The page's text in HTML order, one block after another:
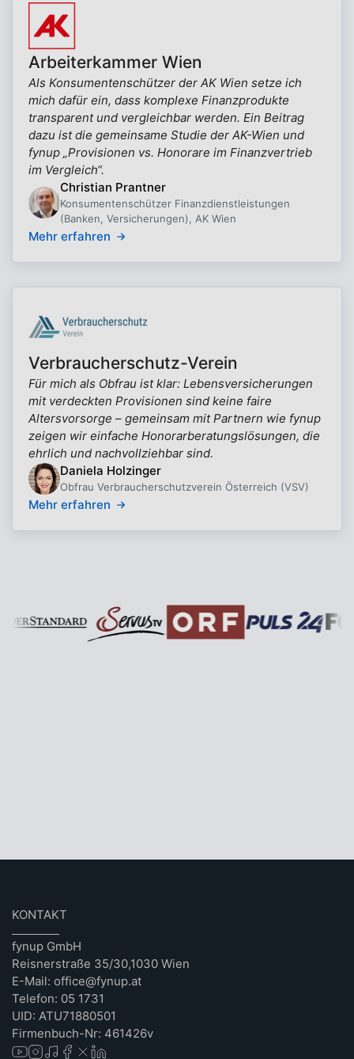
Arbeiterkammer Wien
Als Konsumentenschützer der AK Wien setze ich
mich dafür ein, dass komplexe Finanzprodukte
transparent und vergleichbar werden. Ein Beitrag
dazu ist die gemeinsame Studie der AK-Wien und
fynup „Provisionen vs. Honorare im Finanzvertrieb
im Vergleich“.
Christian Prantner
Konsumentenschützer Finanzdienstleistungen
(Banken, Versicherungen), AK Wien
Mehr erfahren
Verbraucherschutz-Verein
Für mich als Obfrau ist klar: Lebensversicherungen
mit verdeckten Provisionen sind keine faire
Altersvorsorge – gemeinsam mit Partnern wie fynup
zeigen wir einfache Honorarberatungslösungen, die
ehrlich und nachvollziehbar sind.
Daniela Holzinger
Obfrau Verbraucherschutzverein Österreich (VSV)
Mehr erfahren
KONTAKT
fynup GmbH
Reisnerstraße 35/30,1030 Wien
E-Mail: office@fynup.at
Telefon: 05 1731
UID: ATU71880501
Firmenbuch-Nr: 461426v